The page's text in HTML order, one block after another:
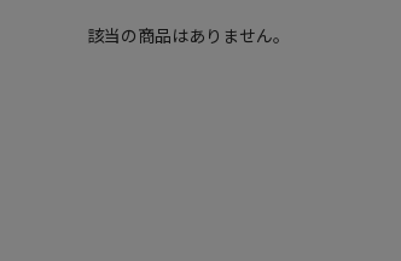
該当の商品はありません。